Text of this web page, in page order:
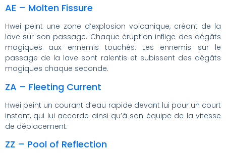
AE – Molten Fissure
Hwei peint une zone d’explosion volcanique, créant de la
lave sur son passage. Chaque éruption inflige des dégâts
magiques aux ennemis touchés. Les ennemis sur le
passage de la lave sont ralentis et subissent des dégâts
magiques chaque seconde.
ZA – Fleeting Current
Hwei peint un courant d’eau rapide devant lui pour un court
instant, qui lui accorde ainsi qu’à son équipe de la vitesse
de déplacement.
ZZ – Pool of Reflection